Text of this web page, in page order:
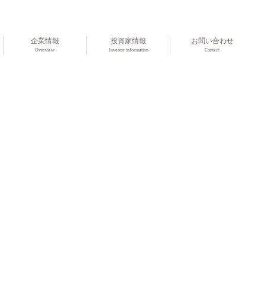
企業情報
Overview
投資家情報
Investor information
お問い合わせ
Contact